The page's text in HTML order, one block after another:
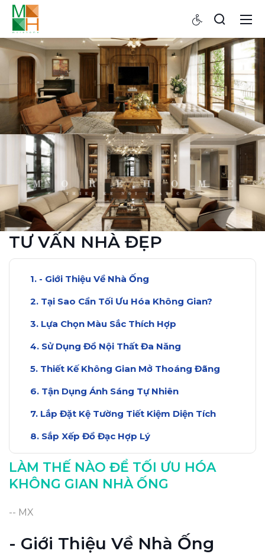
TƯ VẤN NHÀ ĐẸP
- Giới Thiệu Về Nhà Ống
Tại Sao Cần Tối Ưu Hóa Không Gian?
Lựa Chọn Màu Sắc Thích Hợp
Sử Dụng Đồ Nội Thất Đa Năng
Thiết Kế Không Gian Mở Thoáng Đãng
Tận Dụng Ánh Sáng Tự Nhiên
Lắp Đặt Kệ Tường Tiết Kiệm Diện Tích
Sắp Xếp Đồ Đạc Hợp Lý
Những Lưu Ý Khi Tối Ưu Hóa
Kết Luận Về Tối Ưu Hóa Nhà Ống
LÀM THẾ NÀO ĐỂ TỐI ƯU HÓA
KHÔNG GIAN NHÀ ỐNG
-- MX
- Giới Thiệu Về Nhà Ống